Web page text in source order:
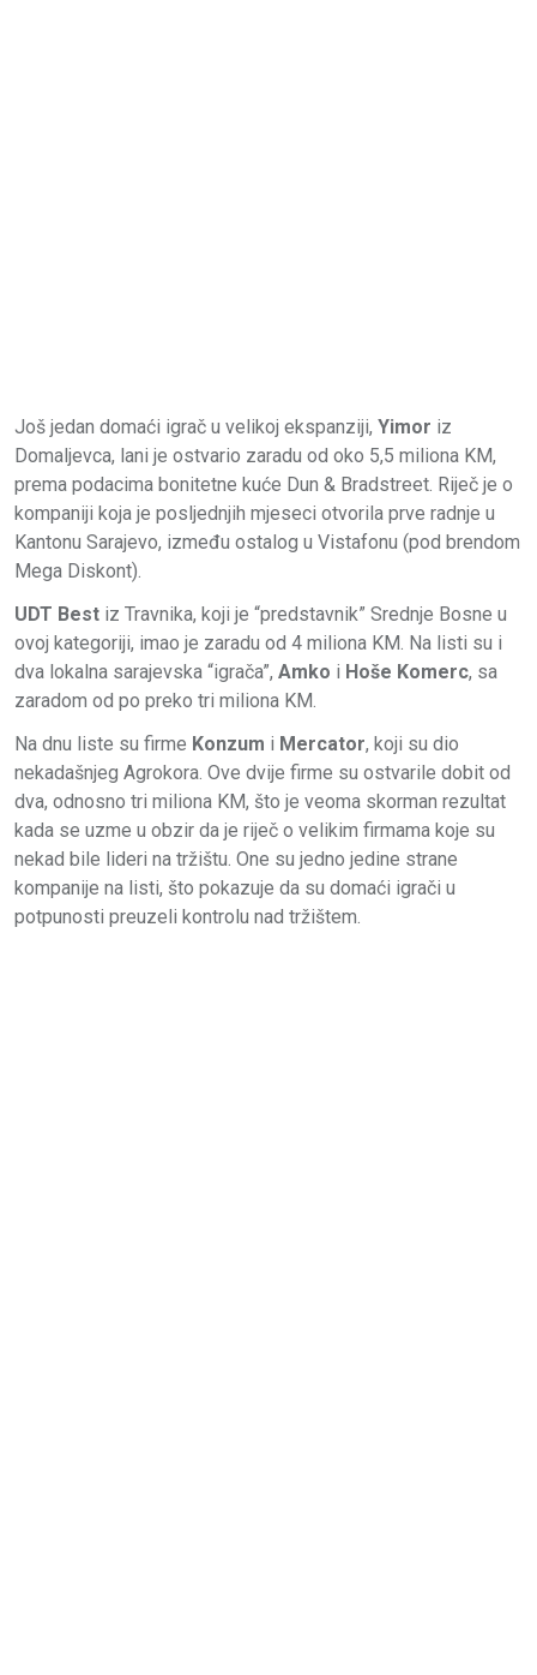
Još jedan domaći igrač u velikoj ekspanziji, Yimor iz
Domaljevca, lani je ostvario zaradu od oko 5,5 miliona KM,
prema podacima bonitetne kuće Dun & Bradstreet. Riječ je o
kompaniji koja je posljednjih mjeseci otvorila prve radnje u
Kantonu Sarajevo, između ostalog u Vistafonu (pod brendom
Mega Diskont).
UDT Best iz Travnika, koji je “predstavnik” Srednje Bosne u
ovoj kategoriji, imao je zaradu od 4 miliona KM. Na listi su i
dva lokalna sarajevska “igrača”, Amko i Hoše Komerc, sa
zaradom od po preko tri miliona KM.
Na dnu liste su firme Konzum i Mercator, koji su dio
nekadašnjeg Agrokora. Ove dvije firme su ostvarile dobit od
dva, odnosno tri miliona KM, što je veoma skorman rezultat
kada se uzme u obzir da je riječ o velikim firmama koje su
nekad bile lideri na tržištu. One su jedno jedine strane
kompanije na listi, što pokazuje da su domaći igrači u
potpunosti preuzeli kontrolu nad tržištem.